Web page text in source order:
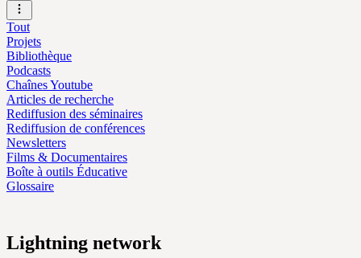
Tout
Projets
Bibliothèque
Podcasts
Chaînes Youtube
Articles de recherche
Rediffusion des séminaires
Rediffusion de conférences
Newsletters
Films & Documentaires
Boîte à outils Éducative
Glossaire
Lightning network